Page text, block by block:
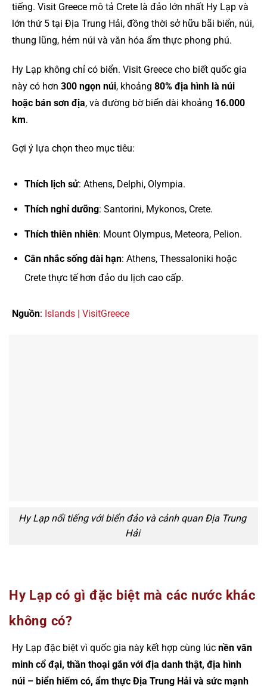
tiếng. Visit Greece mô tả Crete là đảo lớn nhất Hy Lạp và
lớn thứ 5 tại Địa Trung Hải, đồng thời sở hữu bãi biển, núi,
thung lũng, hẻm núi và văn hóa ẩm thực phong phú.
Hy Lạp không chỉ có biển. Visit Greece cho biết quốc gia
này có hơn 300 ngọn núi, khoảng 80% địa hình là núi
hoặc bán sơn địa, và đường bờ biển dài khoảng 16.000
km.
Gợi ý lựa chọn theo mục tiêu:
Thích lịch sử: Athens, Delphi, Olympia.
Thích nghỉ dưỡng: Santorini, Mykonos, Crete.
Thích thiên nhiên: Mount Olympus, Meteora, Pelion.
Cân nhắc sống dài hạn: Athens, Thessaloniki hoặc
Crete thực tế hơn đảo du lịch cao cấp.
Nguồn: Islands | VisitGreece
Hy Lạp nổi tiếng với biển đảo và cảnh quan Địa Trung
Hải
Hy Lạp có gì đặc biệt mà các nước khác
không có?
Hy Lạp đặc biệt vì quốc gia này kết hợp cùng lúc nền văn
minh cổ đại, thần thoại gắn với địa danh thật, địa hình
núi – biển hiếm có, ẩm thực Địa Trung Hải và sức mạnh